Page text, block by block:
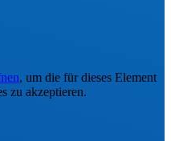
, um die für dieses Element
zu akzeptieren.